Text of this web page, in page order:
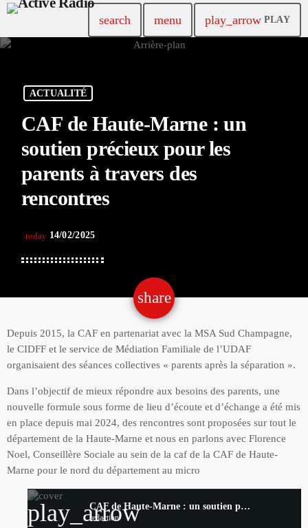
search menu play_arrow PLAY
ACTUALITÉ
CAF de Haute-Marne : un
soutien précieux pour les
parents à travers des
rencontres
today 14/02/2025
share
email
Depuis 2015, la CAF en partenariat avec la MSA Sud Champagne,
le CIDFF et le service de Médiation Familiale de l’UDAF
organisaient des séances collectives « parents après la séparation ».
Dans l’objectif de mieux répondre aux besoins des parents, une
nouvelle formule sous forme de lieu d’écoute et d’échange a été mis
en place depuis mai 2024, des rencontres sont proposées sur tout le
département de la Haute-Marne et nous en parlons avec Florence
Noel, Conseillère Sociale au sein de la caf de la CAF de Haute-
Marne pour le nord du département au micro
play_arrow CAF de Haute-Marne : un soutien précieux pour les parents à travers des rencontres
redaction